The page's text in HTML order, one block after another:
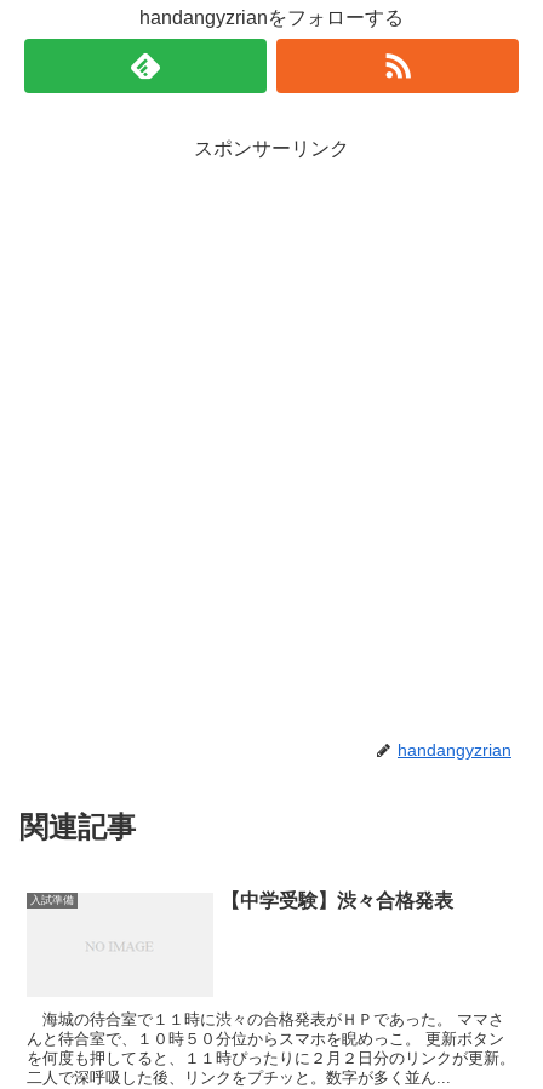
handangyzrianをフォローする
スポンサーリンク
handangyzrian
関連記事
入試準備 【中学受験】渋々合格発表
海城の待合室で１１時に渋々の合格発表がＨＰであった。 ママさ
んと待合室で、１０時５０分位からスマホを睨めっこ。 更新ボタン
を何度も押してると、１１時ぴったりに２月２日分のリンクが更新。
二人で深呼吸した後、リンクをプチッと。数字が多く並ん...